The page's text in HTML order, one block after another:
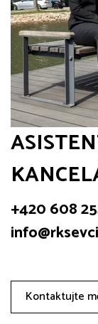
+420 608
Kontaktujte